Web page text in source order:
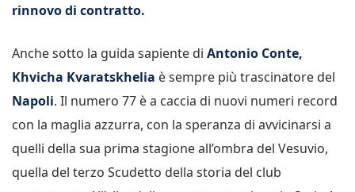
rinnovo di contratto.
Anche sotto la guida sapiente di Antonio Conte,
Khvicha Kvaratskhelia è sempre più trascinatore del
Napoli. Il numero 77 è a caccia di nuovi numeri record
con la maglia azzurra, con la speranza di avvicinarsi a
quelli della sua prima stagione all’ombra del Vesuvio,
quella del terzo Scudetto della storia del club